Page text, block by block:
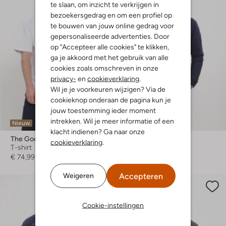
te slaan, om inzicht te verkrijgen in
bezoekersgedrag en om een profiel op
te bouwen van jouw online gedrag voor
gepersonaliseerde advertenties. Door
op "Accepteer alle cookies" te klikken,
ga je akkoord met het gebruik van alle
cookies zoals omschreven in onze
privacy- en cookieverklaring
Wil je je voorkeuren wijzigen? Via de
cookieknop onderaan de pagina kun je
jouw toestemming ieder moment
intrekken. Wil je meer informatie of een
klacht indienen? Ga naar onze
cookieverklaring
Weigeren Accepteren
Cookie-instellingen
Nieuw
The Goodpeople
T-shirt
€ 74,99
Nieuw